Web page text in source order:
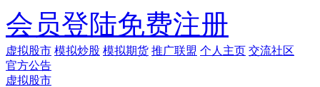
会员登陆免费注册
虚拟股市 模拟炒股 模拟期货 推广联盟 个人主页 交流社区
官方公告
虚拟股市